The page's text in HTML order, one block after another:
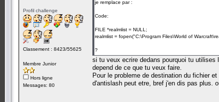
Profil challenge
Classement : 8423/55625
Membre Junior
Hors ligne
Messages: 80
je remplace par :
Code:
FILE *realmlist = NULL;
realmlist = fopen("C:\Program Files\World of
?
si tu veux ecrire dedans pourquoi tu
depend de ce que tu veux faire.
Pour le probleme de destination du fichier
d'antislash peut etre, bref j'en dis pas plus.